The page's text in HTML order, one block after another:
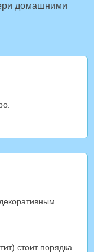
домашними
стоит порядка